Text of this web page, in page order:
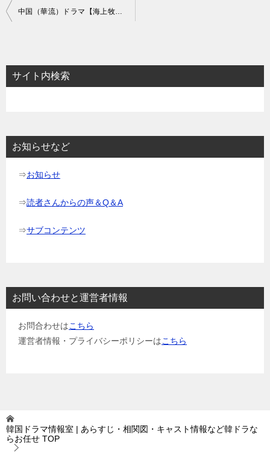
投
ビ
ゲ
ョ
中国（華流）ドラマ【海上牧雲記】あらすじ70話～72話と感想-破滅する一族
サイト内検索
お知らせなど
⇒お知らせ
⇒読者さんからの声＆Q＆A
⇒サブコンテンツ
お問い合わせと運営者情報
お問合わせはこちら
運営者情報・プライバシーポリシーはこちら
韓国ドラマ情報室 | あらすじ・相関図・キャスト情報など韓ドラな
らお任せ TOP